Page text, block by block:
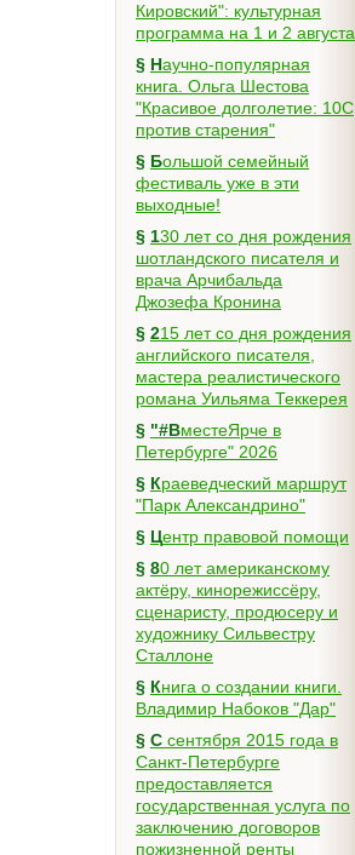
Кировский": культурная
программа на 1 и 2 августа
§ Научно-популярная
книга. Ольга Шестова
"Красивое долголетие: 10C
против старения"
§ Большой семейный
фестиваль уже в эти
выходные!
§ 130 лет со дня рождения
шотландского писателя и
врача Арчибальда
Джозефа Кронина
§ 215 лет со дня рождения
английского писателя,
мастера реалистического
романа Уильяма Теккерея
§ "#ВместеЯрче в
Петербурге" 2026
§ Краеведческий маршрут
"Парк Александрино"
§
Центр правовой помощи
§ 80 лет американскому
актёру, кинорежиссёру,
сценаристу, продюсеру и
художнику Сильвестру
Сталлоне
§ Книга о создании книги.
Владимир Набоков "Дар"
§ С сентября 2015 года в
Санкт-Петербурге
предоставляется
государственная услуга по
заключению договоров
пожизненной ренты